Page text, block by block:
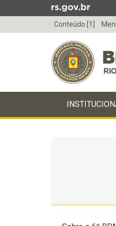
para
menu
Conteúdo [1]
do
menu
INICIAL